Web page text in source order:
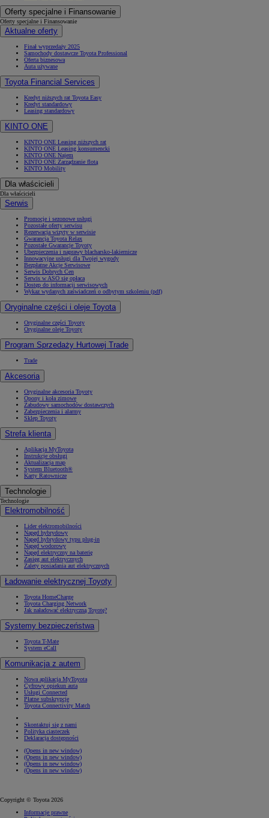
Oferty specjalne i Finansowanie
Oferty specjalne i Finansowanie
Aktualne oferty
Finał wyprzedaży 2025
Samochody dostawcze Toyota Professional
Oferta biznesowa
Auta używane
Toyota Financial Services
Kredyt niższych rat Toyota Easy
Kredyt standardowy
Leasing standardowy
KINTO ONE
KINTO ONE Leasing niższych rat
KINTO ONE Leasing konsumencki
KINTO ONE Najem
KINTO ONE Zarządzanie flotą
KINTO Mobility
Dla właścicieli
Dla właścicieli
Serwis
Promocje i sezonowe usługi
Pozostałe oferty serwisu
Rezerwacja wizyty w serwisie
Gwarancja Toyota Relax
Pozostałe Gwarancje Toyoty
Ubezpieczenia i naprawy blacharsko-lakiernicze
Innowacyjne usługi dla Twojej wygody
Bezpłatne Akcje Serwisowe
Serwis Dobrych Cen
Serwis w ASO się opłaca
Dostęp do informacji serwisowych
Wykaz wydanych zaświadczeń o odbytym szkoleniu (pdf)
Oryginalne części i oleje Toyota
Oryginalne części Toyoty
Oryginalne oleje Toyoty
Program Sprzedaży Hurtowej Trade
Trade
Akcesoria
Oryginalne akcesoria Toyoty
Opony i koła zimowe
Zabudowy samochodów dostawczych
Zabezpieczenia i alarmy
Sklep Toyoty
Strefa klienta
Aplikacja MyToyota
Instrukcje obsługi
Aktualizacja map
System Bluetooth®
Karty Ratownicze
Technologie
Technologie
Elektromobilność
Lider elektromobilności
Napęd hybrydowy
Napęd hybrydowy typu plug-in
Napęd wodorowy
Napęd elektryczny na baterię
Zasięg aut elektrycznych
Zalety posiadania aut elektrycznych
Ładowanie elektrycznej Toyoty
Toyota HomeCharge
Toyota Charging Network
Jak naładować elektryczną Toyotę?
Systemy bezpieczeństwa
Toyota T-Mate
System eCall
Komunikacja z autem
Nowa aplikacja MyToyota
Cyfrowy opiekun auta
Usługi Connected
Płatne subskrypcje
Toyota Connectivity Match
Skontaktuj się z nami
Polityka ciasteczek
Deklaracja dostępności
(Opens in new window)
(Opens in new window)
(Opens in new window)
(Opens in new window)
Copyright © Toyota 2026
Informacje prawne